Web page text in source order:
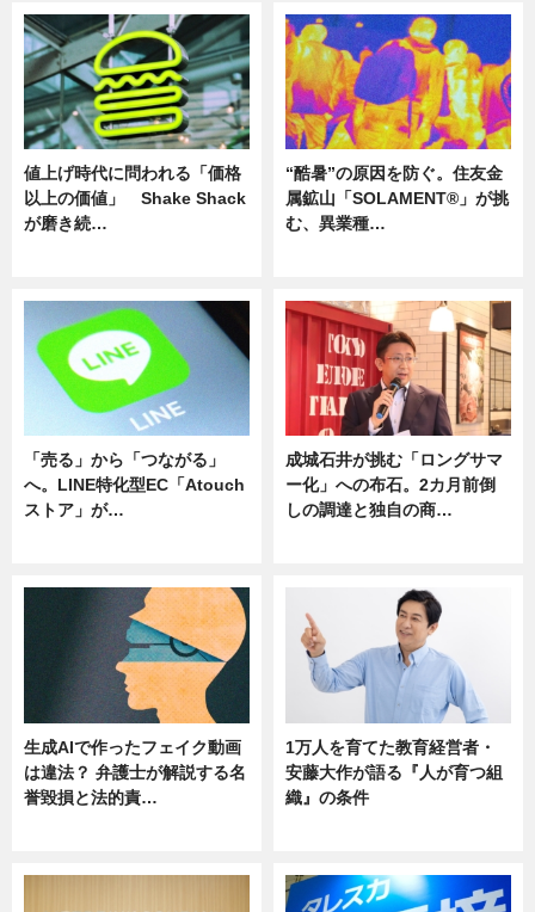
値上げ時代に問われる「価格
以上の価値」 Shake Shack
が磨き続…
“酷暑”の原因を防ぐ。住友金
属鉱山「SOLAMENT®」が挑
む、異業種…
「売る」から「つながる」
へ。LINE特化型EC「Atouch
ストア」が…
成城石井が挑む「ロングサマ
ー化」への布石。2カ月前倒
しの調達と独自の商…
生成AIで作ったフェイク動画
は違法？ 弁護士が解説する名
誉毀損と法的責…
1万人を育てた教育経営者・
安藤大作が語る『人が育つ組
織』の条件